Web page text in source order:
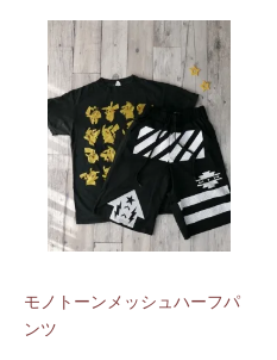
モノトーンメッシュハーフパ
ンツ